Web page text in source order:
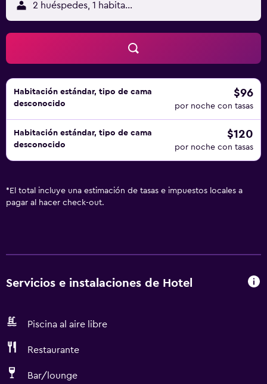
2 huéspedes, 1 habitación
Habitación estándar, tipo de cama
desconocido
$96
por noche con tasas
Habitación estándar, tipo de cama
desconocido
$120
por noche con tasas
* El total incluye una estimación de tasas e impuestos locales a
pagar al hacer check-out.
Servicios e instalaciones de Hotel
Piscina al aire libre
Restaurante
Bar/lounge